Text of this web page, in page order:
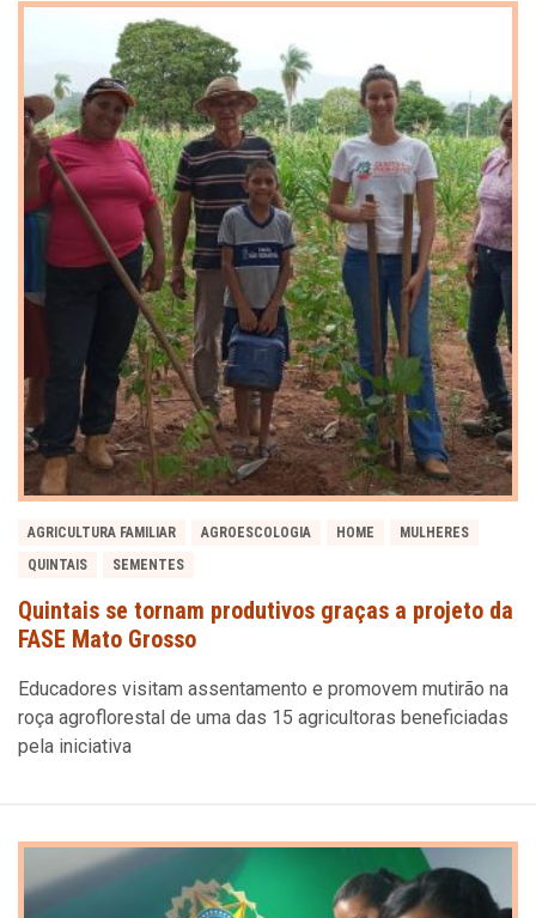
AGRICULTURA FAMILIAR AGROESCOLOGIA HOME
MULHERES
QUINTAIS
SEMENTES
Quintais se tornam produtivos graças a projeto da
FASE Mato Grosso
Educadores visitam assentamento e promovem mutirão na
roça agroflorestal de uma das 15 agricultoras beneficiadas
pela iniciativa